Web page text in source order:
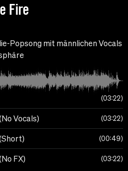
Fire
Popsong mit männlichen Vocals
03:22
Vocals) 03:22
00:49
FX) 03:22